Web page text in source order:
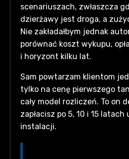
scenariuszach, zwłaszcza
dzierżawy jest droga, a
Nie zakładałbym jednak
porównać koszt wykupu,
i horyzont kilku lat.
Sam powtarzam klientom
tylko na cenę pierwszego
cały model rozliczeń. To on
zapłacisz po 5, 10 i 15
instalacji.